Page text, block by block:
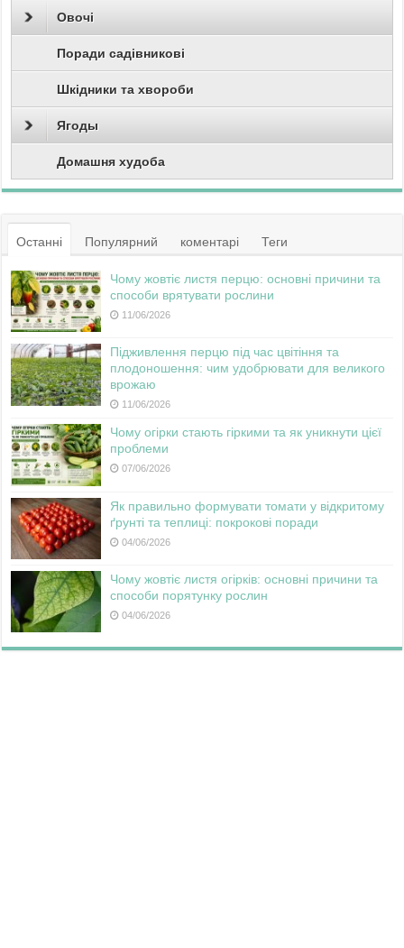
Овочі
Поради садівникові
Шкідники та хвороби
Ягоды
Домашня худоба
Останні Популярний коментарі Теги
Чому жовтіє листя перцю: основні причини та
способи врятувати рослини
11/06/2026
Підживлення перцю під час цвітіння та
плодоношення: чим удобрювати для великого
врожаю
11/06/2026
Чому огірки стають гіркими та як уникнути цієї
проблеми
07/06/2026
Як правильно формувати томати у відкритому
ґрунті та теплиці: покрокові поради
04/06/2026
Чому жовтіє листя огірків: основні причини та
способи порятунку рослин
04/06/2026